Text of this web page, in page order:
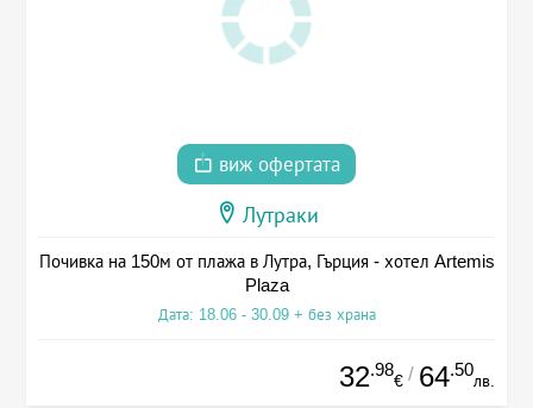
виж офертата
Лутраки
Почивка на 150м от плажа в Лутра, Гърция - хотел Artemis
Plaza
Дата: 18.06 - 30.09 + без храна
32.98
€ / 64.50
лв.